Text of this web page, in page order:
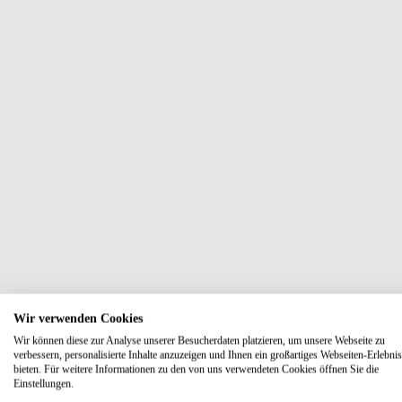
Wir verwenden Cookies
Wir können diese zur Analyse unserer Besucherdaten platzieren, um unsere Webseite zu
verbessern, personalisierte Inhalte anzuzeigen und Ihnen ein großartiges Webseiten-
bieten. Für weitere Informationen zu den von uns verwendeten Cookies öffnen Sie die
Einstellungen.